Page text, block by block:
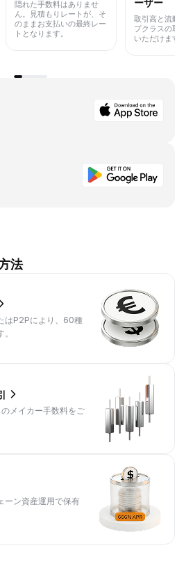
隠れた手数料はありませ
ん。見積もりレートが、そ
のままお支払いの最終レー
トとなります。
ーザー
取引高と流動
プクラスの取
いただけます
法
はP2Pにより、60種
メイカー手数料をご
ーン資産運用で保有